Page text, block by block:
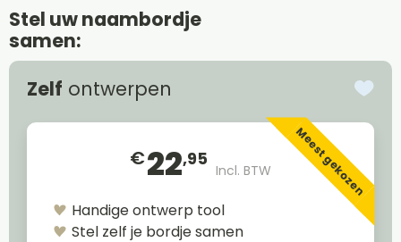
Stel uw naambordje
samen:
Zelf ontwerpen
€22 ,95
Incl. BTW Meest gekozen
Handige ontwerp tool
Stel zelf je bordje samen